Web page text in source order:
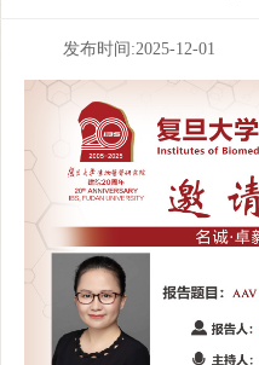
发布时间